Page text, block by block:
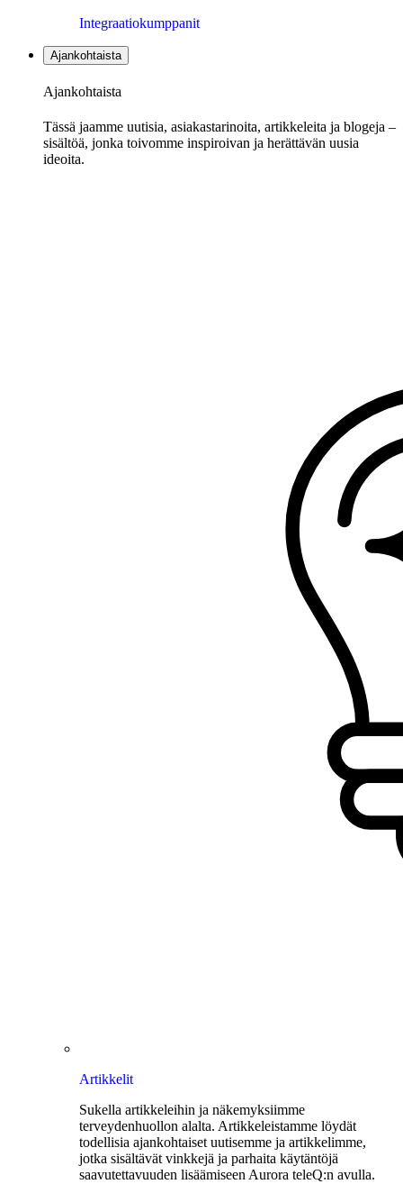
Integraatiokumppanit
Ajankohtaista
Ajankohtaista
Tässä jaamme uutisia, asiakastarinoita, artikkeleita ja blogeja –
sisältöä, jonka toivomme inspiroivan ja herättävän uusia
ideoita.
Artikkelit
Sukella artikkeleihin ja näkemyksiimme
terveydenhuollon alalta. Artikkeleistamme löydät
todellisia ajankohtaiset uutisemme ja artikkelimme,
jotka sisältävät vinkkejä ja parhaita käytäntöjä
saavutettavuuden lisäämiseen Aurora teleQ:n avulla.